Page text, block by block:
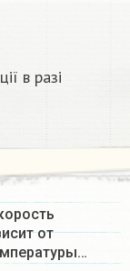
в разі
от